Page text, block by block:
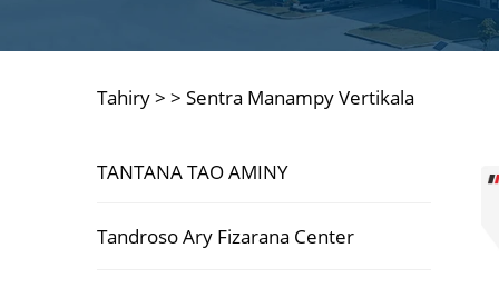
Tahiry > > Sentra Manampy Vertikala
TANTANA TAO AMINY
Tandroso Ary Fizarana Center